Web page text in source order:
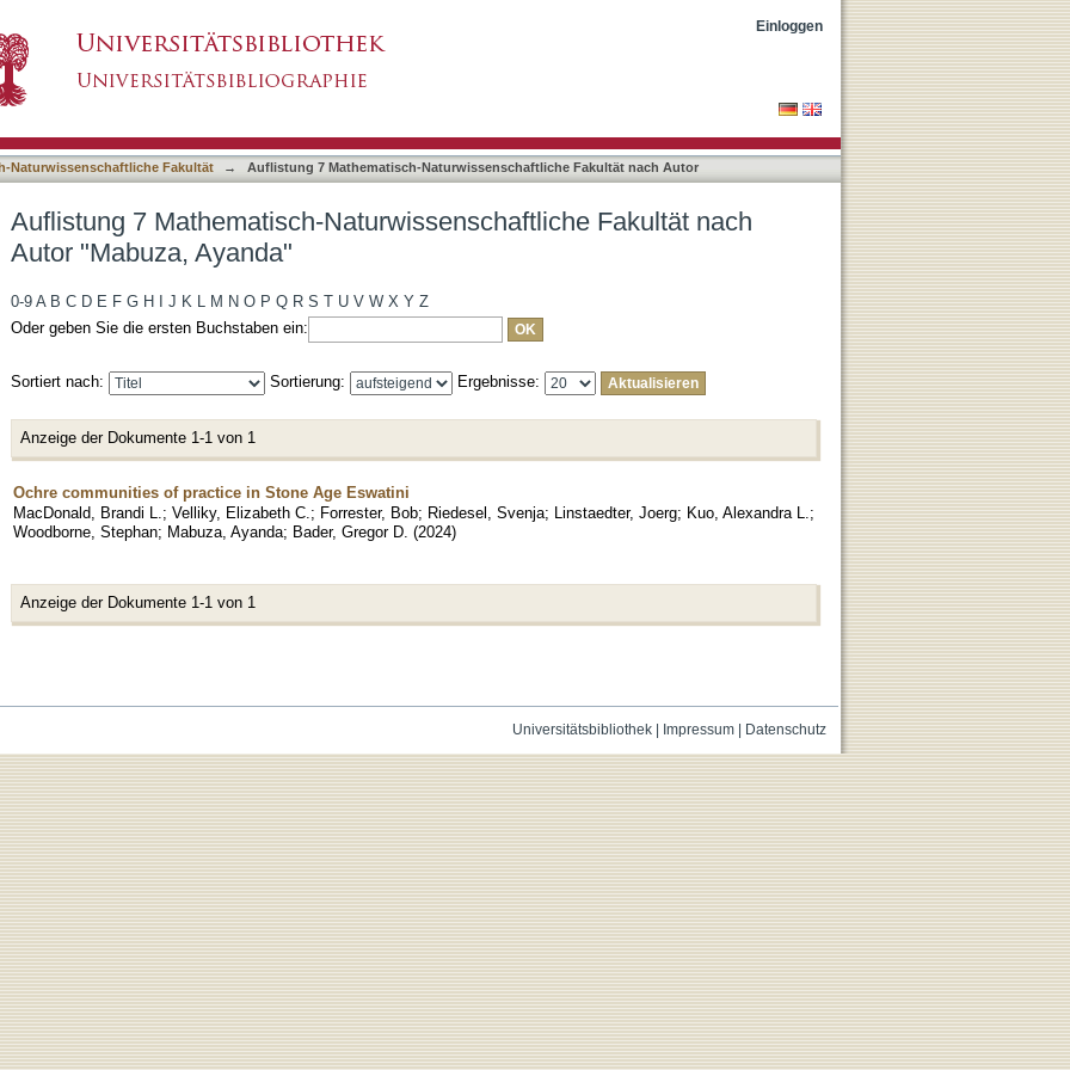
Einloggen
Naturwissenschaftliche Fakultät → Auflistung 7 Mathematisch-Naturwissenschaftliche Fakultät nach Autor
Auflistung 7 Mathematisch-Naturwissenschaftliche Fakultät nach
Autor "Mabuza, Ayanda"
0-9 A B C D E F G H J K L M N O P Q R S T U V W X Y Z
Oder geben Sie die ersten Buchstaben ein:
Sortiert nach: Sortierung: Ergebnisse:
Anzeige der Dokumente 1-1 von 1
Ochre communities of practice in Stone Age Eswatini
MacDonald, Brandi L. ; Velliky, Elizabeth C. ; Forrester, Bob; Riedesel, Svenja; Linstaedter, Joerg; Kuo, Alexandra L. ;
Woodborne, Stephan; Mabuza, Ayanda; Bader, Gregor D. (2024)
Anzeige der Dokumente 1-1 von 1
Universitätsbibliothek| Impressum| Datenschutz